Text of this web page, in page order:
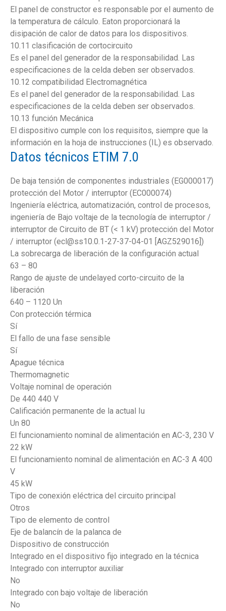
El panel de constructor es responsable por el aumento de
la temperatura de cálculo. Eaton proporcionará la
disipación de calor de datos para los dispositivos.
10.11 clasificación de cortocircuito
Es el panel del generador de la responsabilidad. Las
especificaciones de la celda deben ser observados.
10.12 compatibilidad Electromagnética
Es el panel del generador de la responsabilidad. Las
especificaciones de la celda deben ser observados.
10.13 función Mecánica
El dispositivo cumple con los requisitos, siempre que la
información en la hoja de instrucciones (IL) es observado.
Datos técnicos ETIM 7.0
De baja tensión de componentes industriales (EG000017)
protección del Motor / interruptor (EC000074)
Ingeniería eléctrica, automatización, control de procesos,
ingeniería de Bajo voltaje de la tecnología de interruptor /
interruptor de Circuito de BT (< 1 kV) protección del Motor
/ interruptor (ecl@ss10.0.1-27-37-04-01 [AGZ529016])
La sobrecarga de liberación de la configuración actual
63 – 80
Rango de ajuste de undelayed corto-circuito de la
liberación
640 – 1120 Un
Con protección térmica
Sí
El fallo de una fase sensible
Sí
Apague técnica
Thermomagnetic
Voltaje nominal de operación
De 440 440 V
Calificación permanente de la actual Iu
Un 80
El funcionamiento nominal de alimentación en AC-3, 230 V
22 kW
El funcionamiento nominal de alimentación en AC-3 A 400
V
45 kW
Tipo de conexión eléctrica del circuito principal
Otros
Tipo de elemento de control
Eje de balancín de la palanca de
Dispositivo de construcción
Integrado en el dispositivo fijo integrado en la técnica
Integrado con interruptor auxiliar
No
Integrado con bajo voltaje de liberación
No